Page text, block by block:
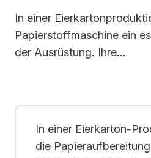
In einer
Papierstoffmaschine ein
der Ausrüstung. Ihre…
In einer Eierkarton-
die